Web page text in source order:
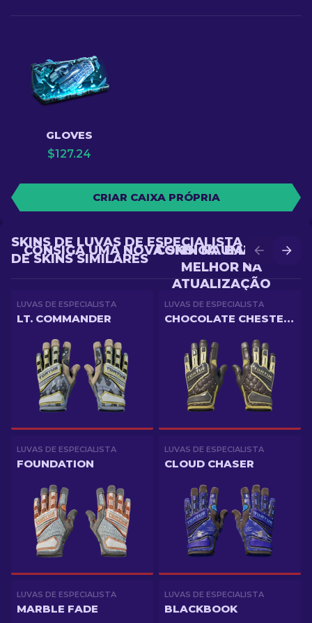
GLOVES
$127.24
CRIAR CAIXA PRÓPRIA
CONSIGA UMA SKIN
MELHOR NA
ATUALIZAÇÃO
CONSIGA UMA NOVA SKIN NA BATALHA
SKINS DE LUVAS DE ESPECIALISTA
DE SKINS SIMILARES
LUVAS DE ESPECIALISTA
LT. COMMANDER
LUVAS DE ESPECIALISTA
CHOCOLATE CHESTERFIELD
LUVAS DE ESPECIALISTA
FOUNDATION
LUVAS DE ESPECIALISTA
CLOUD CHASER
LUVAS DE ESPECIALISTA
MARBLE FADE
LUVAS DE ESPECIALISTA
BLACKBOOK